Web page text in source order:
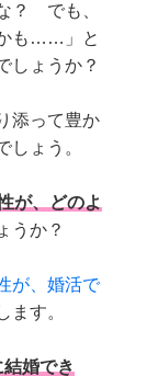
？ でも、
も……」と
しょうか？
添って豊か
しょう。
が、どのよ
うか？
が、婚活で
ます。
結婚でき